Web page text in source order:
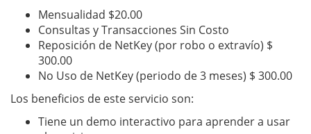
Mensualidad $20.00
Consultas y Transacciones Sin Costo
Reposición de NetKey (por robo o extravío) $
300.00
No Uso de NetKey (periodo de 3 meses) $ 300.00
Los beneficios de este servicio son:
Tiene un demo interactivo para aprender a usar